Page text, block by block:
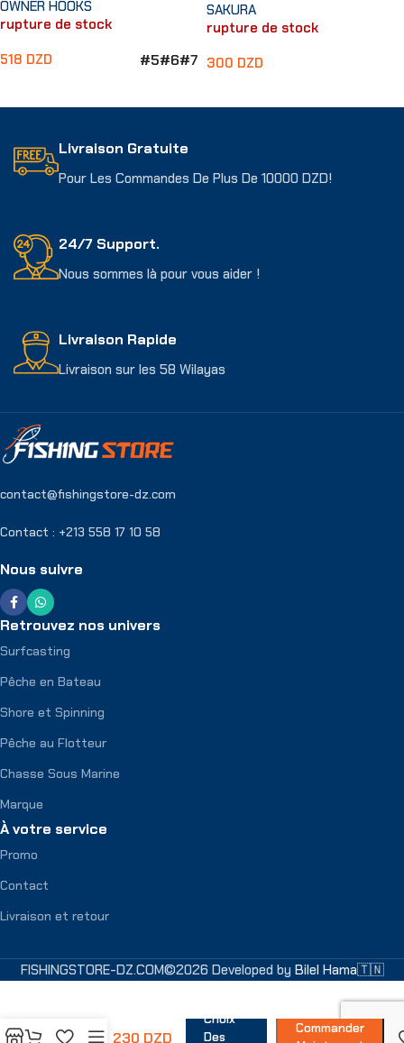
OWNER HOOKS
rupture de stock
518 DZD #5#6#7
SAKURA
rupture de stock
300 DZD
Livraison Gratuite
Pour Les Commandes De Plus De 10000 DZD!
24/7 Support.
Nous sommes là pour vous aider !
Livraison Rapide
Livraison sur les 58 Wilayas
contact@fishingstore-dz.com
Contact : +213 558 17 10 58
Nous suivre
Retrouvez nos univers
Surfcasting
Pêche en Bateau
Shore et Spinning
Pêche au Flotteur
Chasse Sous Marine
Marque
À votre service
Promo
Contact
Livraison et retour
FISHINGSTORE-DZ.COM©2026 Developed by Bilel Hama🇹🇳
W/ T-
230 DZD
Choix
Des
Commander